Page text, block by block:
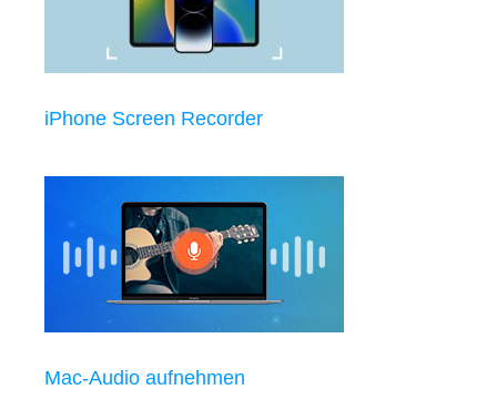
iPhone Screen Recorder
Mac-Audio aufnehmen